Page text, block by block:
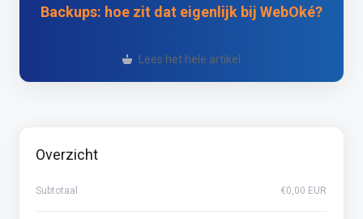
Backups: hoe zit dat eigenlijk bij WebOké?
Overzicht